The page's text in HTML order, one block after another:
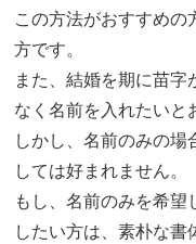
この方法がおすすめの
方です。
また、結婚を期に苗字
なく名前を入れたいと
しかし、名前のみの場
しては好まれません。
もし、名前のみを希望
したい方は、素朴な書